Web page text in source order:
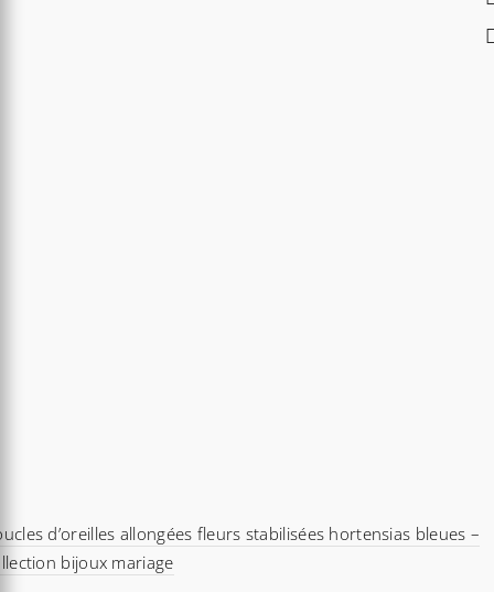
d’oreilles allongées fleurs stabilisées hortensias bleues –
bijoux mariage